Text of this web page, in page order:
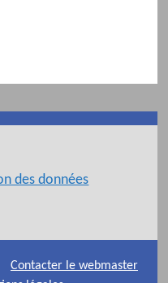
des données
Contacter le webmaster